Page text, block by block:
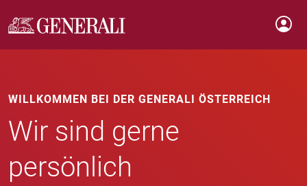
WILLKOMMEN BEI DER GENERALI ÖSTERREICH
Wir sind gerne
persönlich